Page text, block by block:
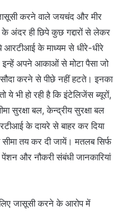
करने वाले जयचंद और मीर
ही छिपे कुछ गद्दारों से लेकर
के माध्यम से धीरे-धीरे
अपने आकाओं से मोटा पैसा जो
करने से पीछे नहीं हटते। इनका
भी हो रही है कि इंटेलिजेंस ब्यूरों,
सुरक्षा बल, केन्द्रीय सुरक्षा बल
के दायरे से बाहर कर दिया
तय कर दी जायें। मतलब सिर्फ
और नौकरी संबंधी जानकारियां
जासूसी करने के आरोप में